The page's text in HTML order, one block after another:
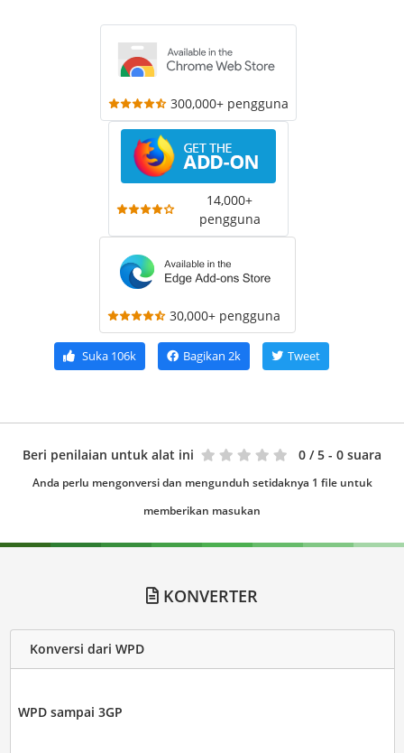
300,000+ pengguna
14,000+
pengguna
30,000+ pengguna
Suka106k Bagikan 2k Tweet
Beri penilaian untuk alat ini 0 / 5 - 0 suara
Anda perlu mengonversi dan mengunduh setidaknya 1 file untuk
memberikan masukan
KONVERTER
Konversi dari WPD
WPD sampai 3GP